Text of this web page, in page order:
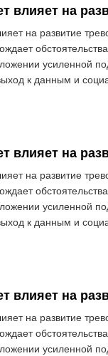
влияет на
на развитие
усиленной
к данным и
влияет на
на развитие
усиленной
к данным и
влияет на
на развитие
усиленной